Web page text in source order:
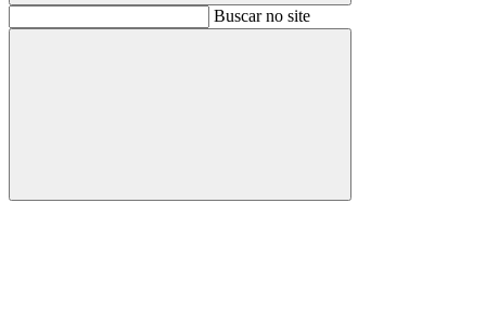
BuscarBuscar no site
Buscar